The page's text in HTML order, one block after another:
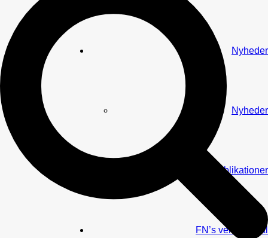
Nyheder
Nyheder
Publikationer
FN’s verdensmål